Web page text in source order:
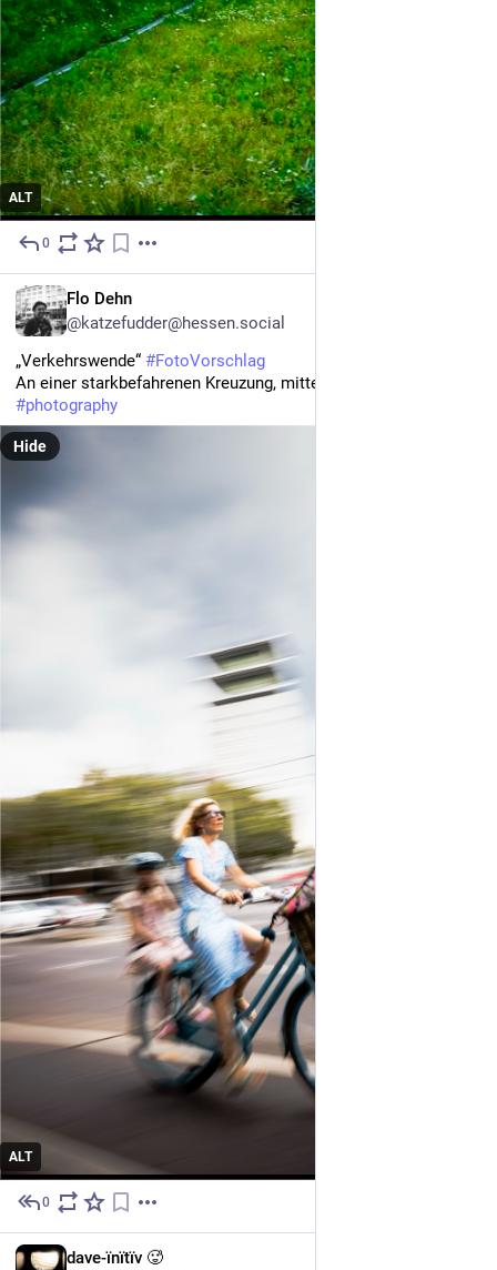
ALT
0
Flo Dehn
@katzefudder@hessen.social
„Verkehrswende“ #FotoVorschlag
An einer starkbefahrenen Kreuzung, mitten in Köln
#photography
ALT
Hide
0
dave-ïnïtïv 🥵